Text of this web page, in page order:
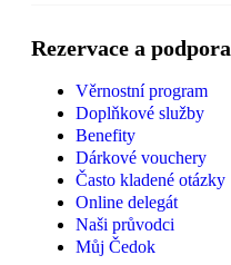
Rezervace a podpora
Věrnostní program
Doplňkové služby
Benefity
Dárkové vouchery
Často kladené otázky
Online delegát
Naši průvodci
Můj Čedok